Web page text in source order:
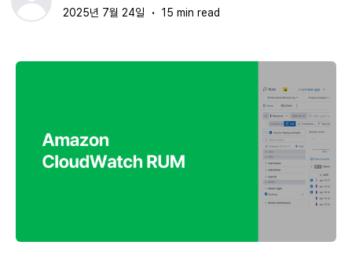
2025년 7월 24일 • 15 min read